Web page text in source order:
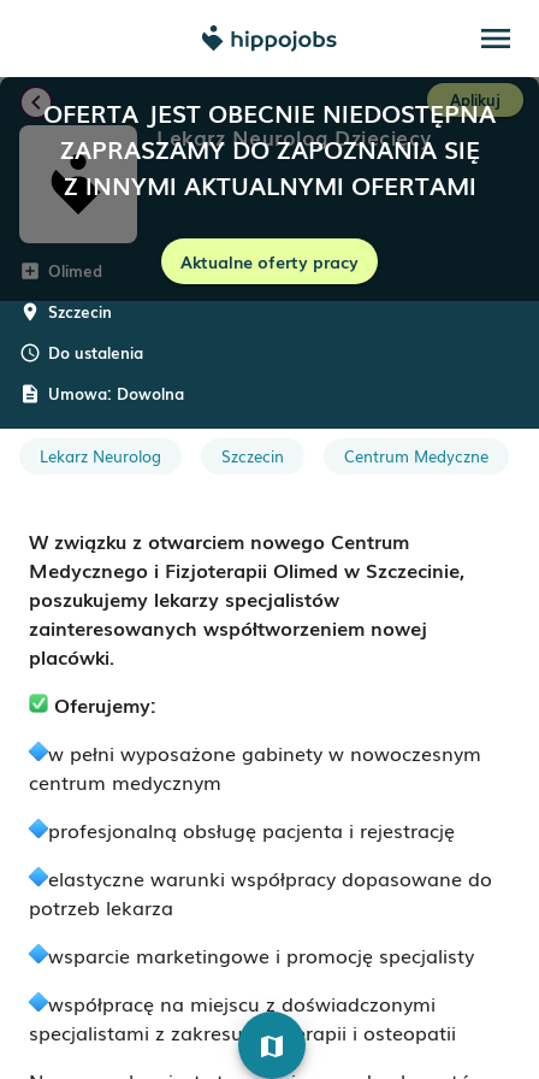
menu
OFERTA JEST OBECNIE NIEDOSTĘPNA
ZAPRASZAMY DO ZAPOZNANIA SIĘ
Z INNYMI AKTUALNYMI OFERTAMI
Aktualne oferty pracy
chevron_left Aplikuj
Lekarz Neurolog Dziecięcy
add_box Olimed
room Szczecin
schedule Do ustalenia
description Umowa: Dowolna
Lekarz Neurolog Szczecin Centrum Medyczne
W związku z otwarciem nowego Centrum
Medycznego i Fizjoterapii Olimed w Szczecinie,
poszukujemy lekarzy specjalistów
zainteresowanych współtworzeniem nowej
placówki.
Oferujemy:
w pełni wyposażone gabinety w nowoczesnym
centrum medycznym
profesjonalną obsługę pacjenta i rejestrację
elastyczne warunki współpracy dopasowane do
potrzeb lekarza
wsparcie marketingowe i promocję specjalisty
współpracę na miejscu z doświadczonymi
specjalistami z zakresu fizjoterapii i osteopatii
map